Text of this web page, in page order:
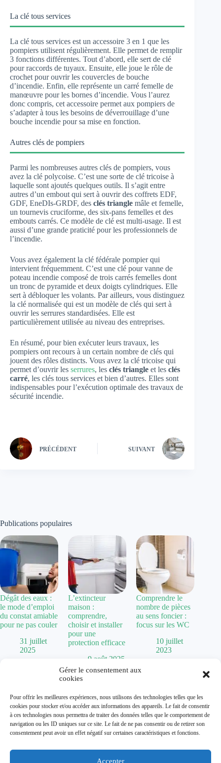
Gérer le consentement aux
cookies
Pour offrir les meilleures expériences, nous utilisons des technologies telles que les
cookies pour stocker et/ou accéder aux informations des appareils. Le fait de consentir
à ces technologies nous permettra de traiter des données telles que le comportement de
navigation ou les ID uniques sur ce site. Le fait de ne pas consentir ou de retirer son
consentement peut avoir un effet négatif sur certaines caractéristiques et fonctions.
Accepter
La clé tous services
La clé tous services est un accessoire 3 en 1 que les
pompiers utilisent régulièrement. Elle permet de remplir
3 fonctions différentes. Tout d’abord, elle sert de clé
pour raccords de tuyaux. Ensuite, elle joue le rôle de
crochet pour ouvrir les couvercles de bouche
d’incendie. Enfin, elle représente un carré femelle de
manœuvre pour les bornes d’incendie. Vous l’aurez
donc compris, cet accessoire permet aux pompiers de
s’adapter à tous les besoins de déverrouillage d’une
bouche incendie pour sa mise en fonction.
Autres clés de pompiers
Parmi les nombreuses autres clés de pompiers, vous
avez la clé polycoise. C’est une sorte de clé tricoise à
laquelle sont ajoutés quelques outils. Il s’agit entre
autres d’un embout qui sert à ouvrir des coffrets EDF,
GDF, EneDIs-GRDF, des clés triangle mâle et femelle,
un tournevis cruciforme, des six-pans femelles et des
embouts carrés. Ce modèle de clé est multi-usage. Il est
aussi d’une grande praticité pour les professionnels de
l’incendie.
Vous avez également la clé fédérale pompier qui
intervient fréquemment. C’est une clé pour vanne de
poteau incendie composé de trois carrés femelles dont
un tronc de pyramide et deux doigts cylindriques. Elle
sert à débloquer les volants. Par ailleurs, vous distinguez
la clé normalisée qui est un modèle de clés qui sert à
ouvrir les serrures standardisées. Elle est
particulièrement utilisée au niveau des entreprises.
En résumé, pour bien exécuter leurs travaux, les
pompiers ont recours à un certain nombre de clés qui
jouent des rôles distincts. Vous avez la clé tricoise qui
permet d’ouvrir les serrures, les clés triangle et les clés
carré, les clés tous services et bien d’autres. Elles sont
indispensables pour l’exécution optimale des travaux de
sécurité incendie.
PRÉCÉDENT SUIVANT
Publications populaires
Dégât des eaux :
le mode d’emploi
du constat amiable
pour ne pas couler
31 juillet
2025
L’extincteur
maison :
comprendre,
choisir et installer
pour une
protection efficace
9 août 2025
Comprendre le
nombre de pièces
au sens foncier :
focus sur les WC
10 juillet
2023
Mentions Légales
Plan de site
Contact
À propos